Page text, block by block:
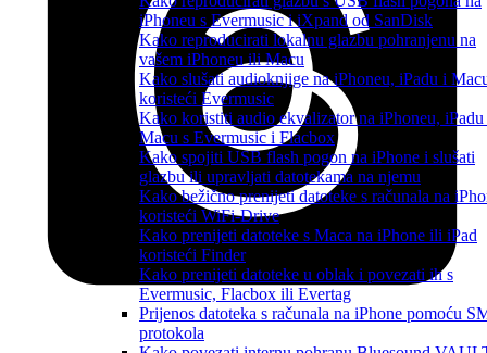
iPhoneu s Evermusic i iXpand od SanDisk
Kako reproducirati lokalnu glazbu pohranjenu na
vašem iPhoneu ili Macu
Kako slušati audioknjige na iPhoneu, iPadu i
koristeći Evermusic
Kako koristiti audio ekvalizator na iPhoneu,
Macu s Evermusic i Flacbox
Kako spojiti USB flash pogon na iPhone i slušati
glazbu ili upravljati datotekama na njemu
Kako bežično prenijeti datoteke s računala na
koristeći WiFi-Drive
Kako prenijeti datoteke s Maca na iPhone ili iPad
koristeći Finder
Kako prenijeti datoteke u oblak i povezati ih s
Evermusic, Flacbox ili Evertag
Prijenos datoteka s računala na iPhone pomoću
protokola